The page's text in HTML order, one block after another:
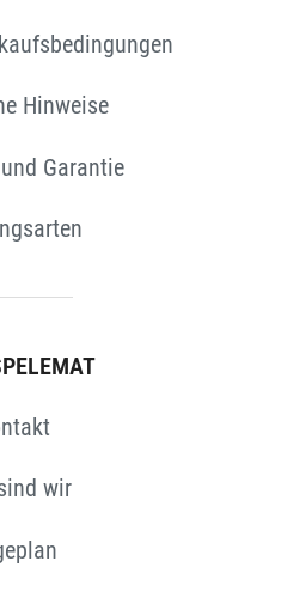
Hinweise
Garantie
wir